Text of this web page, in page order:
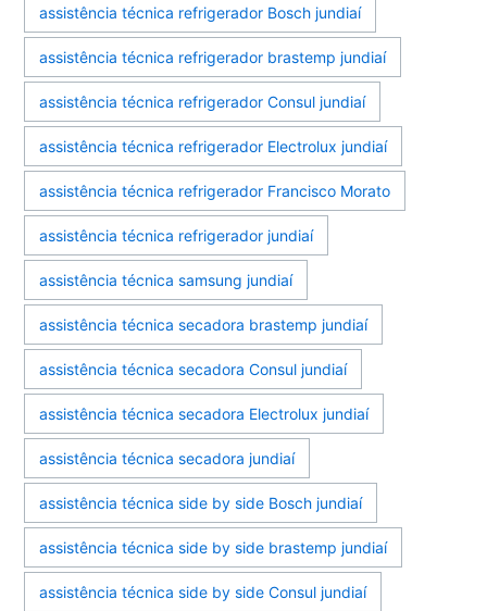
assistência técnica refrigerador Bosch jundiaí
assistência técnica refrigerador brastemp jundiaí
assistência técnica refrigerador Consul jundiaí
assistência técnica refrigerador Electrolux jundiaí
assistência técnica refrigerador Francisco Morato
assistência técnica refrigerador jundiaí
assistência técnica samsung jundiaí
assistência técnica secadora brastemp jundiaí
assistência técnica secadora Consul jundiaí
assistência técnica secadora Electrolux jundiaí
assistência técnica secadora jundiaí
assistência técnica side by side Bosch jundiaí
assistência técnica side by side brastemp jundiaí
assistência técnica side by side Consul jundiaí